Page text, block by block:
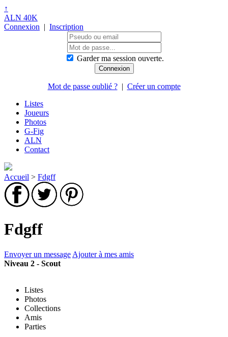
↑
ALN 40K
Connexion | Inscription
Garder ma session ouverte.
Mot de passe oublié ?| Créer un compte
Listes
Joueurs
Photos
G-Fig
ALN
Contact
Accueil > Fdgff
Fdgff
Envoyer un message Ajouter à mes amis
Niveau 2 - Scout
Listes
Photos
Collections
Amis
Parties